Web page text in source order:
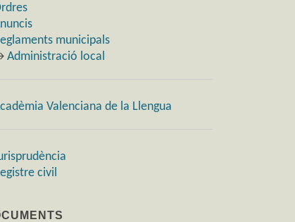
municipals
Administració local
Valenciana de la Llengua
civil